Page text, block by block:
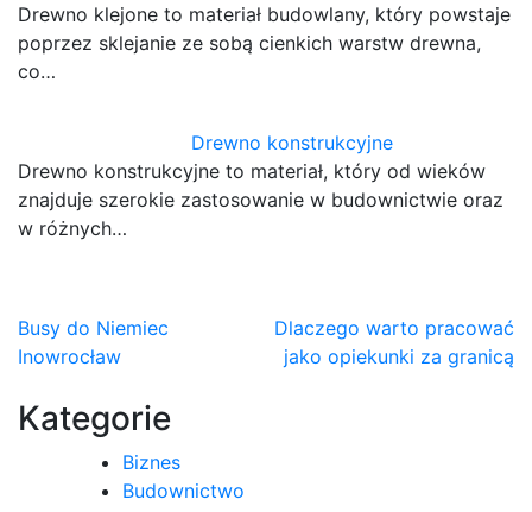
Drewno klejone to materiał budowlany, który powstaje
poprzez sklejanie ze sobą cienkich warstw drewna,
co…
Drewno konstrukcyjne
Drewno konstrukcyjne to materiał, który od wieków
znajduje szerokie zastosowanie w budownictwie oraz
w różnych…
Nawigacja
wpisu
Busy do Niemiec
Inowrocław
Dlaczego warto pracować
jako opiekunki za granicą
Kategorie
Biznes
Budownictwo